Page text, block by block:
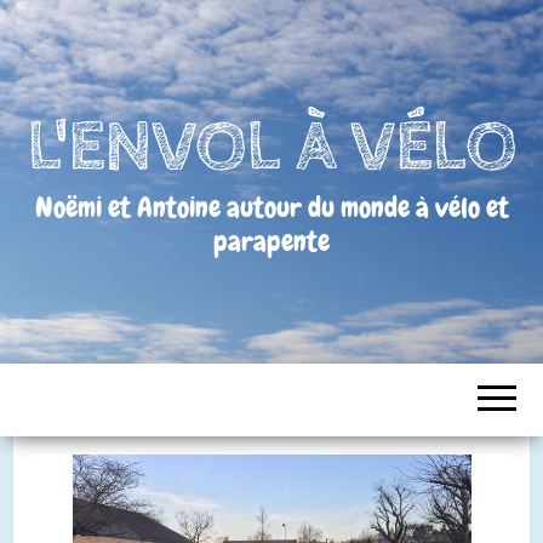
L'ENVOL À VÉLO
Noëmi et Antoine autour du monde à vélo et
parapente